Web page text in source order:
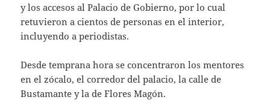
y los accesos al Palacio de Gobierno, por lo cual
retuvieron a cientos de personas en el interior,
incluyendo a periodistas.
Desde temprana hora se concentraron los mentores
en el zócalo, el corredor del palacio, la calle de
Bustamante y la de Flores Magón.